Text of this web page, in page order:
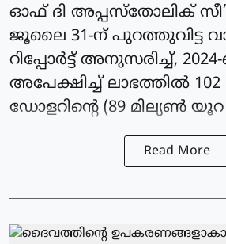
ഓഫ് ദി അപ്പസ്‌തോലിക്
ജൂലൈ 31-ന് പുറത്തുവിട്ട
റിപ്പോര്‍ട്ട് അനുസരിച്ച്,
അപേക്ഷിച്ച് ലാഭത്തില്‍ 102
ഡോളറിന്റെ (89 മില്യണ്‍ യൂറ
Read More